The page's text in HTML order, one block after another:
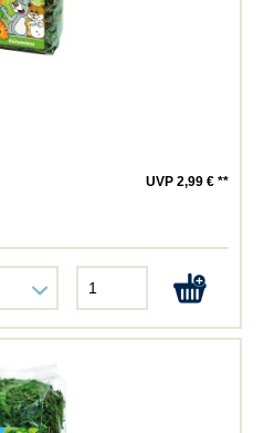
UVP 2,99 € **